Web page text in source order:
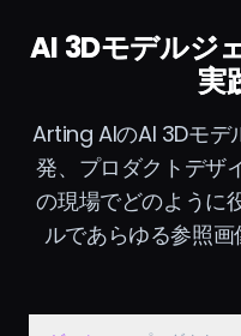
AI 3Dモデルジ
実
Arting AIのAI 3Dモデ
発、プロダクトデザ
の現場でどのように
ルであらゆる参照